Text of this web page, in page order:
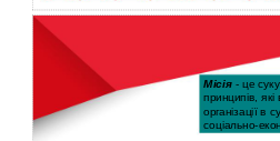
Місія - це
принципів,
організації в
соціально-